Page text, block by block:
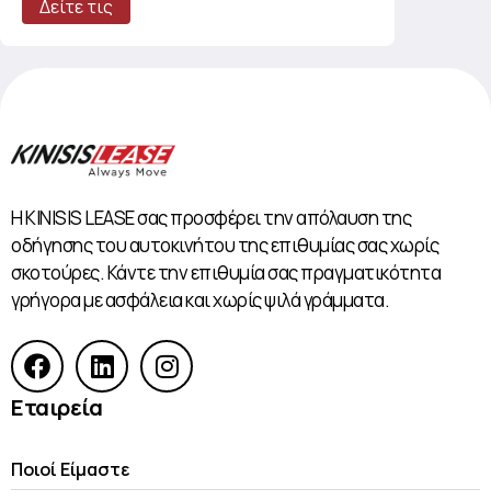
Δείτε τις
Η KINISIS LEASE σας προσφέρει την απόλαυση της
οδήγησης του αυτοκινήτου της επιθυμίας σας χωρίς
σκοτούρες. Κάντε την επιθυμία σας πραγματικότητα
γρήγορα με ασφάλεια και χωρίς ψιλά γράμματα.
Εταιρεία
Ποιοί Είμαστε